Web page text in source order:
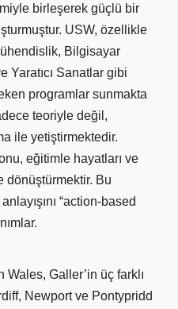
birleşerek güçlü bir
USW, özellikle
Bilgisayar
Yaratıcı Sanatlar gibi
programlar sunmakta
teoriyle değil,
ile yetiştirmektedir.
eğitimle hayatları ve
dönüştürmektir. Bu
“action-based
Wales, Galler’in üç farklı
Newport ve Pontypridd